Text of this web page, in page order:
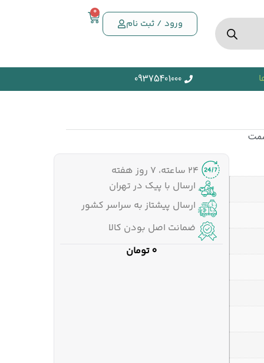
ورود / ثبت نام
0
09375401000
۲۴ ساعته، ۷ روز هفته
ارسال با پیک در تهران
ارسال پیشتاز به سراسر کشور
ضمانت اصل بودن کالا
0تومان